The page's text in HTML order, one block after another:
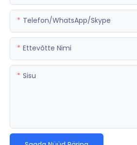
Telefon/WhatsApp/Skype
Ettevõtte Nimi
Sisu